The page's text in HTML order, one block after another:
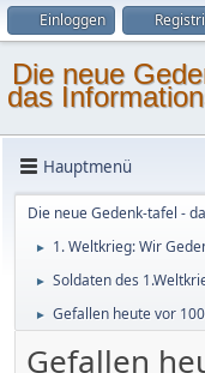
Einloggen
Die neue
das
Hauptmenü
Die neue Gedenk-tafel -
► 1. Weltkrieg: Wir
► Soldaten des
► Gefallen heute vor
Gefallen